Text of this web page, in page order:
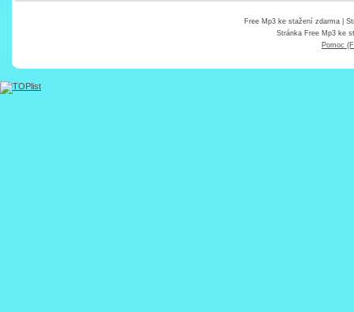
Free Mp3 ke stažení zdarma|
Stránka Free Mp3 ke
Pomoc